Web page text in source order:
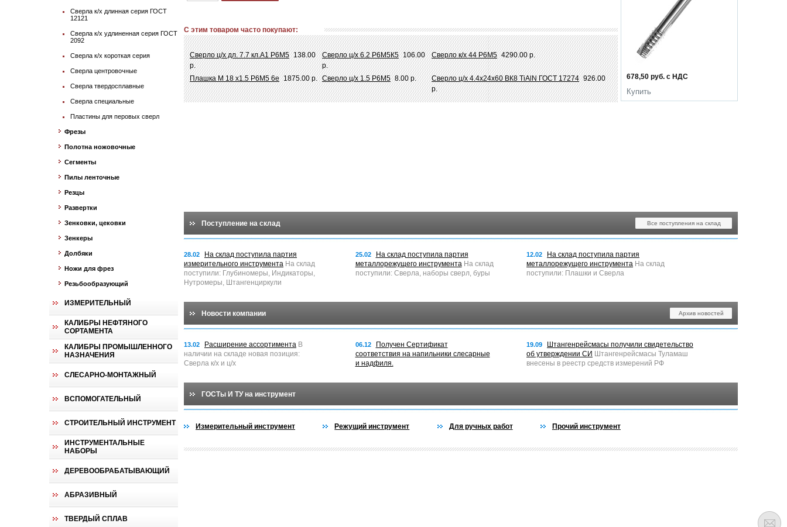
Сверла к/х длинная серия ГОСТ
12121
Сверла к/х удлиненная серия ГОСТ
2092
Сверла к/х короткая серия
Сверла центровочные
Сверла твердосплавные
Сверла специальные
Пластины для перовых сверл
Фрезы
Полотна ножовочные
Сегменты
Пилы ленточные
Резцы
Развертки
Зенковки, цековки
Зенкеры
Долбяки
Ножи для фрез
Резьбообразующий
ИЗМЕРИТЕЛЬНЫЙ
КАЛИБРЫ НЕФТЯНОГО
СОРТАМЕНТА
КАЛИБРЫ ПРОМЫШЛЕННОГО
НАЗНАЧЕНИЯ
СЛЕСАРНО-МОНТАЖНЫЙ
ВСПОМОГАТЕЛЬНЫЙ
СТРОИТЕЛЬНЫЙ ИНСТРУМЕНТ
ИНСТРУМЕНТАЛЬНЫЕ
НАБОРЫ
ДЕРЕВООБРАБАТЫВАЮЩИЙ
АБРАЗИВНЫЙ
ТВЕРДЫЙ СПЛАВ
С этим товаром часто покупают:
Сверло ц/х дл. 7.7 кл.А1 Р6М5 138.00
р.
Сверло ц/х 6.2 Р6М5К5 106.00
р.
Сверло к/х 44 Р6М5 4290.00 р.
Плашка М 18 х1.5 Р6М5 6е 1875.00 р. Сверло ц/х 1.5 Р6М5 8.00 р. Сверло ц/х 4.4х24х60 ВК8 TiAlN ГОСТ 17274 926.00
р.
678,50 руб. с НДС
Купить
Поступление на склад Все поступления на склад
28.02
На склад поступила партия
измерительного инструмента На склад
поступили: Глубиномеры, Индикаторы,
Нутромеры, Штангенциркули
25.02
На склад поступила партия
металлорежущего инструментаНа склад
поступили: Сверла, наборы сверл, буры
12.02
На склад поступила партия
металлорежущего инструмента На склад
поступили: Плашки и Сверла
Новости компании Архив новостей
13.02 Расширение ассортимента В
наличии на складе новая позиция:
Сверла к/х и ц/х
06.12
Получен Сертификат
соответствия на напильники слесарные
и надфиля.
19.09
Штангенрейсмасы получили свидетельство
об утверждении СИ Штангенрейсмасы Туламаш
внесены в реестр средств измерений РФ
ГОСТы И ТУ на инструмент
Измерительный инструмент Режущий инструмент Для ручных работ Прочий инструмент